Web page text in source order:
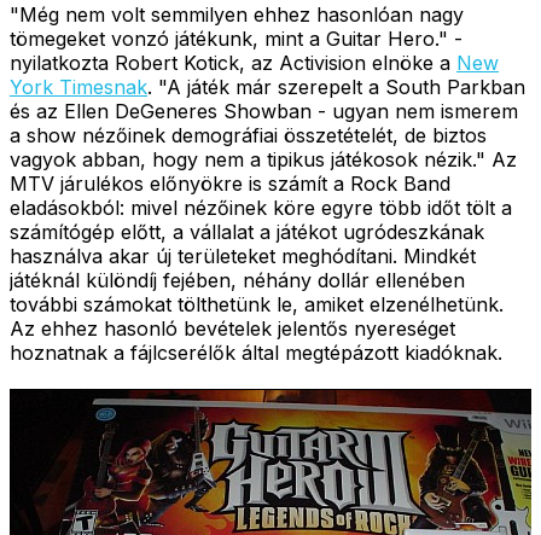
"Még nem volt semmilyen ehhez hasonlóan nagy
tömegeket vonzó játékunk, mint a Guitar Hero." -
nyilatkozta Robert Kotick, az Activision elnöke a New
York Timesnak. "A játék már szerepelt a South Parkban
és az Ellen DeGeneres Showban - ugyan nem ismerem
a show nézőinek demográfiai összetételét, de biztos
vagyok abban, hogy nem a tipikus játékosok nézik." Az
MTV járulékos előnyökre is számít a Rock Band
eladásokból: mivel nézőinek köre egyre több időt tölt a
számítógép előtt, a vállalat a játékot ugródeszkának
használva akar új területeket meghódítani. Mindkét
játéknál különdíj fejében, néhány dollár ellenében
további számokat tölthetünk le, amiket elzenélhetünk.
Az ehhez hasonló bevételek jelentős nyereséget
hoznatnak a fájlcserélők által megtépázott kiadóknak.